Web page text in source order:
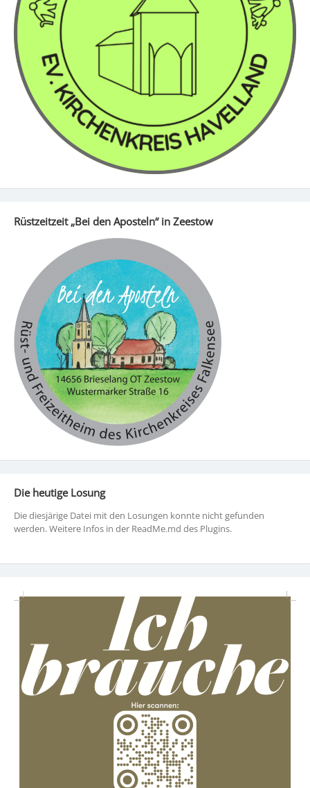
Rüstzeitzeit „Bei den Aposteln“ in Zeestow
Die heutige Losung
Die diesjärige Datei mit den Losungen konnte nicht gefunden
werden. Weitere Infos in der ReadMe.md des Plugins.